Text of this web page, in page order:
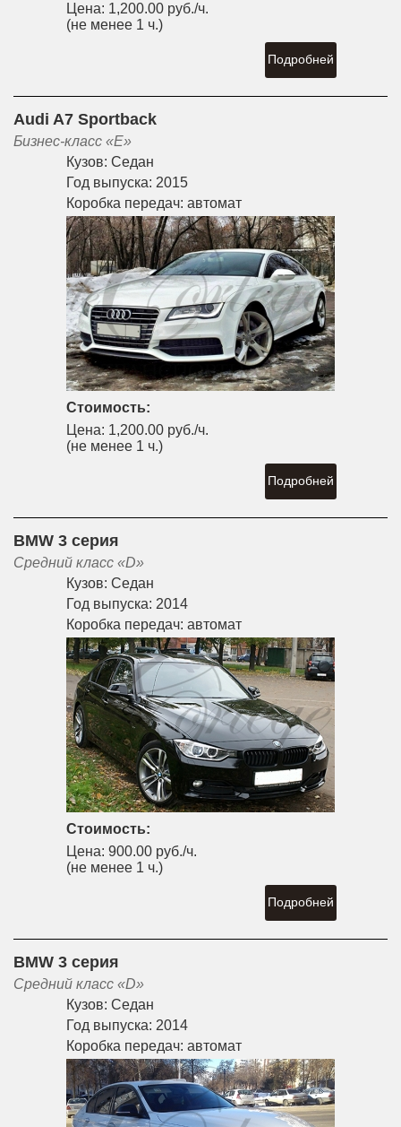
Цена: 1,200.00 руб./ч.
(не менее 1 ч.)
Подробней
Audi A7 Sportback
Бизнес-класс «E»
Кузов: Седан
Год выпуска: 2015
Коробка передач: автомат
Стоимость:
Цена: 1,200.00 руб./ч.
(не менее 1 ч.)
Подробней
BMW 3 серия
Средний класс «D»
Кузов: Седан
Год выпуска: 2014
Коробка передач: автомат
Стоимость:
Цена: 900.00 руб./ч.
(не менее 1 ч.)
Подробней
BMW 3 серия
Средний класс «D»
Кузов: Седан
Год выпуска: 2014
Коробка передач: автомат